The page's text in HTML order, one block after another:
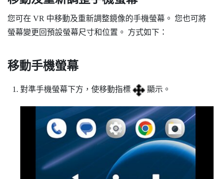
您可在 VR 中移動及重新調整鏡像的手機螢幕。 您也可將
螢幕變更回預設螢幕尺寸和位置。 方式如下：
移動手機螢幕
對準手機螢幕下方，使移動指標 顯示。